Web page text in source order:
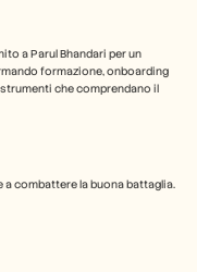
a Parul Bhandari per un
formazione, onboarding
che comprendano il
combattere la buona battaglia.